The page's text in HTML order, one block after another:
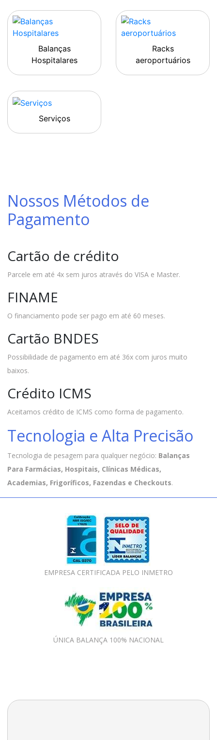
Balanças
Hospitalares
Racks
aeroportuários
Serviços
Nossos Métodos de
Pagamento
Cartão de crédito
Parcele em até 4x sem juros através do VISA e Master.
FINAME
O financiamento pode ser pago em até 60 meses.
Cartão BNDES
Possibilidade de pagamento em até 36x com juros muito
baixos.
Crédito ICMS
Aceitamos crédito de ICMS como forma de pagamento.
Tecnologia e Alta Precisão
Tecnologia de pesagem para qualquer negócio: Balanças
Para Farmácias, Hospitais, Clínicas Médicas,
Academias, Frigoríficos, Fazendas e Checkouts.
EMPRESA CERTIFICADA PELO INMETRO
ÚNICA BALANÇA 100% NACIONAL